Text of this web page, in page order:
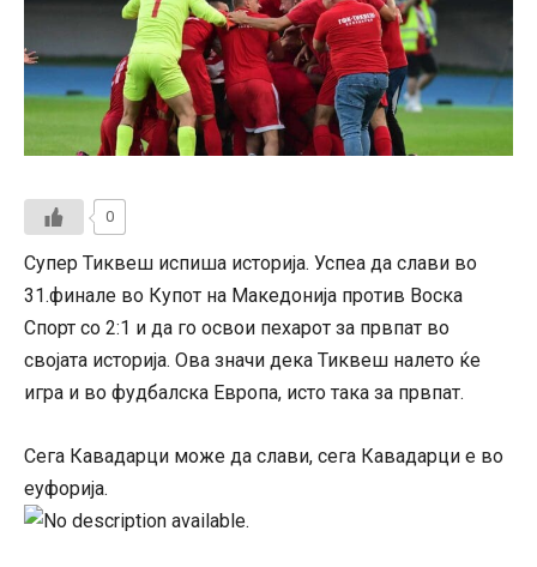
0
Супер Тиквеш испиша историја. Успеа да слави во
31.финале во Купот на Македонија против Воска
Спорт со 2:1 и да го освои пехарот за првпат во
својата историја. Ова значи дека Тиквеш налето ќе
игра и во фудбалска Европа, исто така за првпат.
Сега Кавадарци може да слави, сега Кавадарци е во
еуфорија.